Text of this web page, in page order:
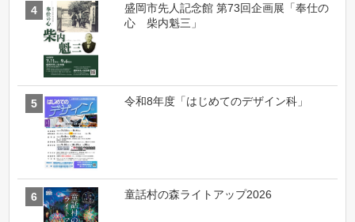
盛岡市先人記念館 第73回企画展「奉仕の
心 柴内魁三」
令和8年度「はじめてのデザイン科」
童話村の森ライトアップ2026